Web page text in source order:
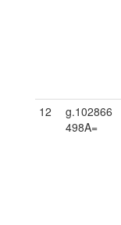
12
g.102866
498A=